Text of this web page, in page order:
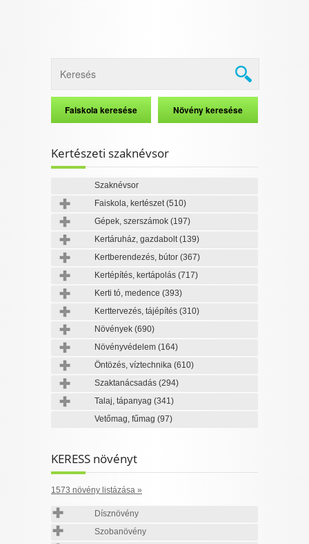
Kertészeti szaknévsor
Szaknévsor
Faiskola, kertészet(510)
Gépek, szerszámok (197)
Kertáruház, gazdabolt(139)
Kertberendezés, bútor (367)
Kertépítés, kertápolás (717)
Kerti tó, medence (393)
Kerttervezés, tájépítés (310)
Növények (690)
Növényvédelem (164)
Öntözés, víztechnika (610)
Szaktanácsadás (294)
Talaj, tápanyag (341)
Vetőmag, fűmag (97)
KERESS növényt
1573 növény listázása »
Dísznövény
Szobanövény